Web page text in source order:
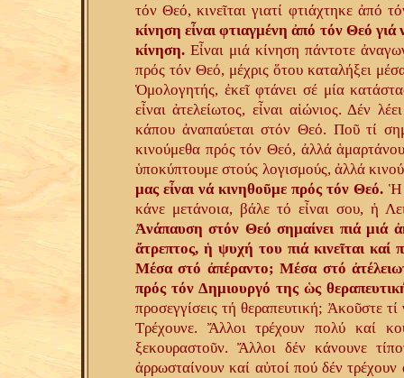
τόν Θεό, κινεῖται γιατί φτιάχτηκε ἀπό
κίνηση εἶναι φτιαγμένη ἀπό τόν Θεό
κίνηση. Εἶναι μιά κίνηση πάντοτε
πρός τόν Θεό, μέχρις ὅτου καταλήξει
Ὁμολογητής, ἐκεῖ φτάνει σέ μία
εἶναι ἀτελείωτος, εἶναι αἰώνιος. Δέν
κάπου ἀναπαύεται στόν Θεό. Ποῦ τί
κινούμεθα πρός τόν Θεό, ἀλλά
ὑποκύπτουμε στούς λογισμούς, ἀλλά
μας εἶναι νά κινηθοῦμε πρός τόν Θεό. Ἡ
κάνε μετάνοια, βάλε τό εἶναι σου, ἡ
Ἀνάπαυση στόν Θεό σημαίνει πιά μιά
ἄτρεπτος, ἡ ψυχή του πιά κινεῖται
Μέσα στό ἀπέραντο; Μέσα στό
πρός τόν Δημιουργό της ὡς
προσεγγίσεις τή θεραπευτική; Ἀκοῦστε
Τρέχουνε. Ἄλλοι τρέχουν πολύ καί
ξεκουραστοῦν. Ἄλλοι δέν κάνουνε
ἀρρωσταίνουν καί αὐτοί πού δέν